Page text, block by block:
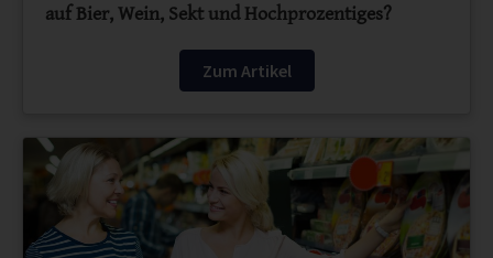
auf Bier, Wein, Sekt und Hochprozentiges?
Zum Artikel